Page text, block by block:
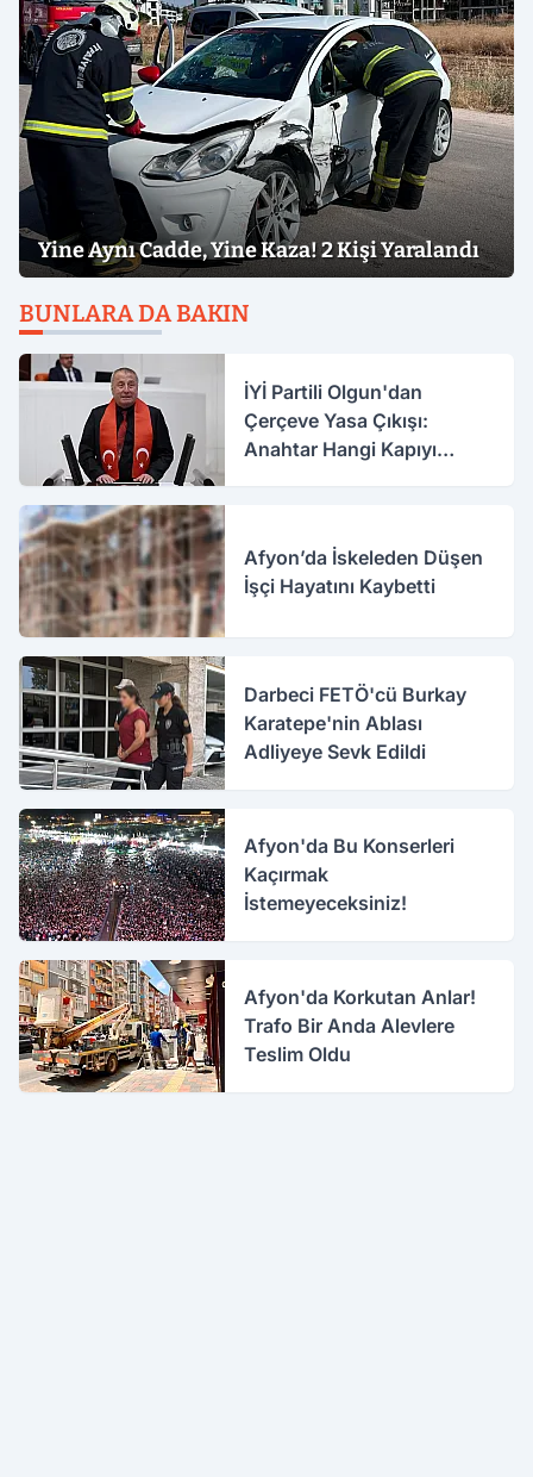
Yine Aynı Cadde, Yine Kaza! 2 Kişi Yaralandı
BUNLARA DA BAKIN
İYİ Partili Olgun'dan
Çerçeve Yasa Çıkışı:
Anahtar Hangi Kapıyı
Afyon’da İskeleden Düşen
İşçi Hayatını Kaybetti
Darbeci FETÖ'cü Burkay
Karatepe'nin Ablası
Adliyeye Sevk Edildi
Afyon'da Bu Konserleri
Kaçırmak
İstemeyeceksiniz!
Afyon'da Korkutan Anlar!
Trafo Bir Anda Alevlere
Teslim Oldu